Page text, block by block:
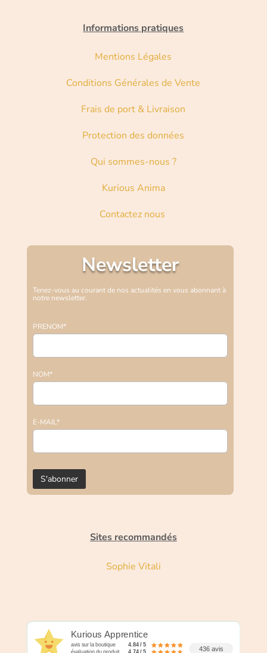
Informations pratiques
Mentions Légales
Conditions Générales de Vente
Frais de port & Livraison
Protection des données
Qui sommes-nous ?
Kurious Anima
Contactez nous
Newsletter
Tenez-vous au courant de nos actualités en vous abonnant à
notre newsletter.
PRENOM*
NOM*
E-MAIL*
Sites recommandés
Sophie Vitali
Kurious Apprentice
avis sur la boutique
4.84 / 5
436 avis